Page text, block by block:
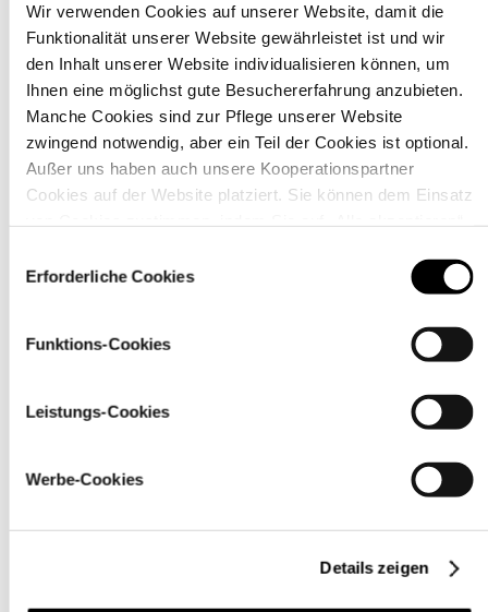
Wir verwenden Cookies auf unserer Website, damit die
Funktionalität unserer Website gewährleistet ist und wir
den Inhalt unserer Website individualisieren können, um
Ihnen eine möglichst gute Besuchererfahrung anzubieten.
Manche Cookies sind zur Pflege unserer Website
zwingend notwendig, aber ein Teil der Cookies ist optional.
Außer uns haben auch unsere Kooperationspartner
Cookies auf der Website platziert. Sie können dem Einsatz
über den Link „Cookie-Einstellungen
Erforderliche Cookies
Funktions-Cookies
Leistungs-Cookies
Werbe-Cookies
Details zeigen
Material